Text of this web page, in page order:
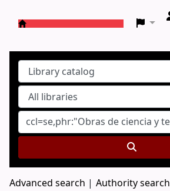
Advanced search Authority search